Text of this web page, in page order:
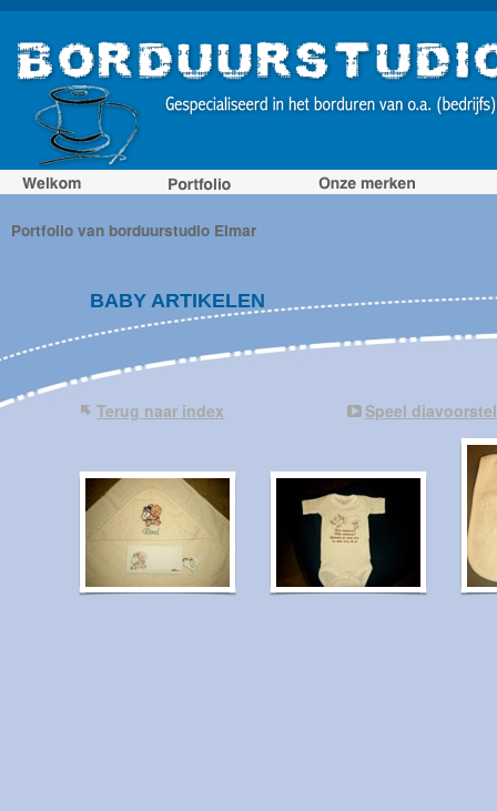
Portfolio van borduurstudio Elmar
Terug naar index Speel
BABY ARTIKELEN